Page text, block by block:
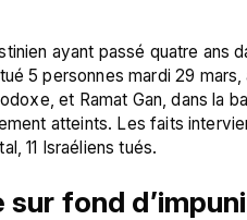
ayant passé quatre ans
5 personnes mardi 29
et Ramat Gan, dans la
atteints. Les faits
sur fond